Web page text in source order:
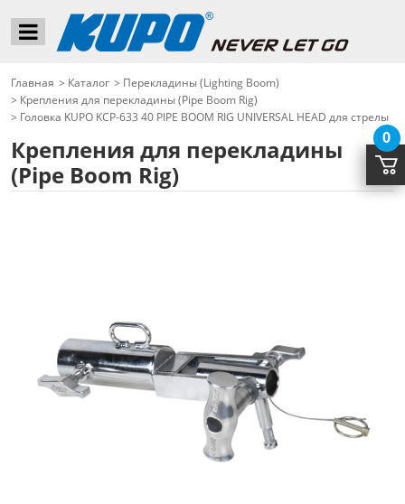
Главная > Каталог > Перекладины (Lighting Boom)
> Крепления для перекладины (Pipe Boom Rig)
> Головка KUPO KCP-633 40 PIPE BOOM RIG UNIVERSAL HEAD для стрелы
Крепления для перекладины
(Pipe Boom Rig)
0